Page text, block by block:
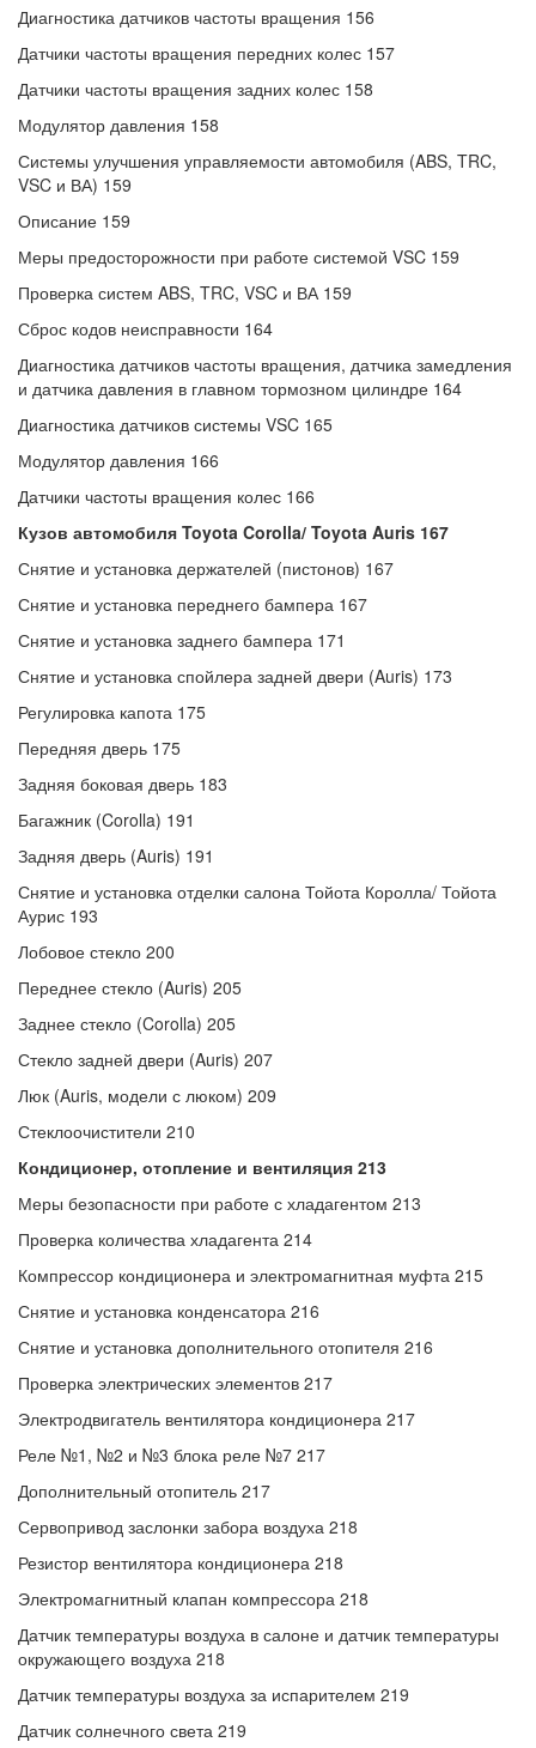
Диагностика датчиков частоты вращения 156
Датчики частоты вращения передних колес 157
Датчики частоты вращения задних колес 158
Модулятор давления 158
Системы улучшения управляемости автомобиля (ABS, TRC,
VSC и ВА) 159
Описание 159
Меры предосторожности при работе системой VSC 159
Проверка систем ABS, TRC, VSC и ВА 159
Сброс кодов неисправности 164
Диагностика датчиков частоты вращения, датчика замедления
и датчика давления в главном тормозном цилиндре 164
Диагностика датчиков системы VSC 165
Модулятор давления 166
Датчики частоты вращения колес 166
Кузов автомобиля Toyota Corolla/ Toyota Auris 167
Снятие и установка держателей (пистонов) 167
Снятие и установка переднего бампера 167
Снятие и установка заднего бампера 171
Снятие и установка спойлера задней двери (Auris) 173
Регулировка капота 175
Передняя дверь 175
Задняя боковая дверь 183
Багажник (Corolla) 191
Задняя дверь (Auris) 191
Снятие и установка отделки салона Тойота Королла/ Тойота
Аурис 193
Лобовое стекло 200
Переднее стекло (Auris) 205
Заднее стекло (Corolla) 205
Стекло задней двери (Auris) 207
Люк (Auris, модели с люком) 209
Стеклоочистители 210
Кондиционер, отопление и вентиляция 213
Меры безопасности при работе с хладагентом 213
Проверка количества хладагента 214
Компрессор кондиционера и электромагнитная муфта 215
Снятие и установка конденсатора 216
Снятие и установка дополнительного отопителя 216
Проверка электрических элементов 217
Электродвигатель вентилятора кондиционера 217
Реле №1, №2 и №3 блока реле №7 217
Дополнительный отопитель 217
Сервопривод заслонки забора воздуха 218
Резистор вентилятора кондиционера 218
Электромагнитный клапан компрессора 218
Датчик температуры воздуха в салоне и датчик температуры
окружающего воздуха 218
Датчик температуры воздуха за испарителем 219
Датчик солнечного света 219